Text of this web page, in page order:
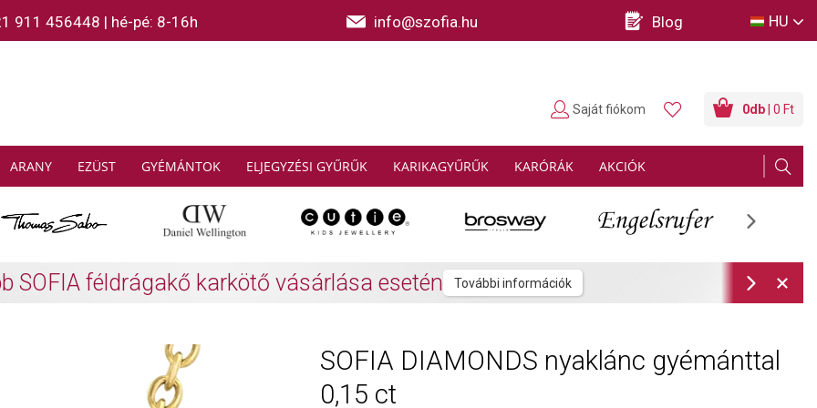
911 456448 | hé-pé: 8-16h info@szofia.hu Blog HU
ARANY EZÜST GYÉMÁNTOK ELJEGYZÉSI GYŰRŰK KARIKAGYŰRŰK KARÓRÁK AKCIÓK
0db | 0 Ft
Saját fiókom
SABO: Gyűjtsön és spóroljon További információk
SOFIA DIAMONDS nyaklánc gyémánttal
0,15 ct